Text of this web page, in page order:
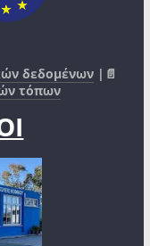
δεδομένων |📄
τόπων